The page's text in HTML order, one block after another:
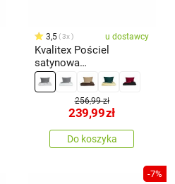
3,5 3x u dostawcy
Kvalitex Pościel
satynowa
ciemnoszary/jasnoszary,
140 x 200 cm, 70 x 90
256,99 zł
239,99zł
Do koszyka
-7%